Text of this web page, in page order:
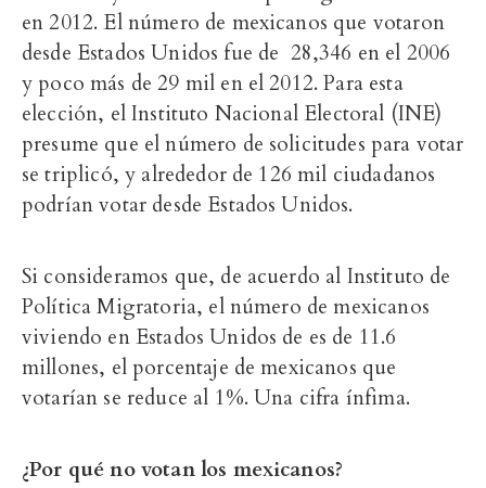
en 2012. El número de mexicanos que votaron
desde Estados Unidos fue de 28,346 en el 2006
y poco más de 29 mil en el 2012. Para esta
elección, el Instituto Nacional Electoral (INE)
presume que el número de solicitudes para votar
se triplicó, y alrededor de 126 mil ciudadanos
podrían votar desde Estados Unidos.
Si consideramos que, de acuerdo al Instituto de
Política Migratoria, el número de mexicanos
viviendo en Estados Unidos de es de 11.6
millones, el porcentaje de mexicanos que
votarían se reduce al 1%. Una cifra ínfima.
¿Por qué no votan los mexicanos?